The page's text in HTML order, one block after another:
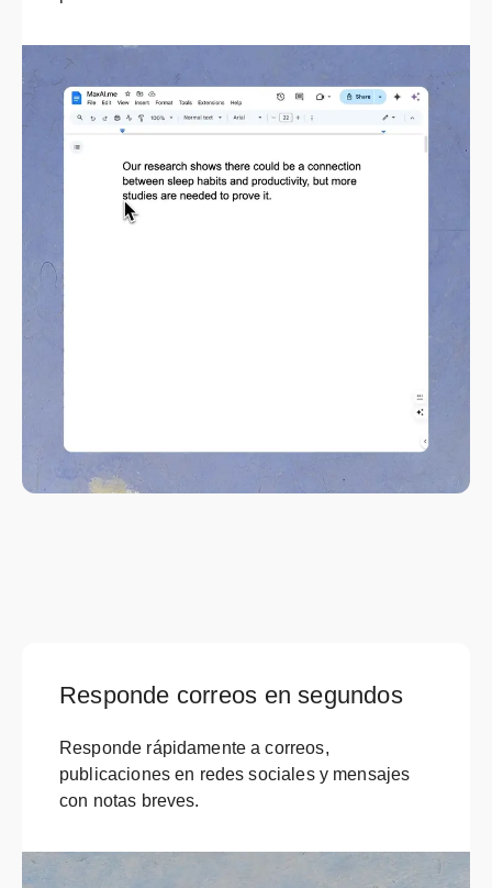
Responde correos en segundos
Responde rápidamente a correos,
publicaciones en redes sociales y mensajes
con notas breves.